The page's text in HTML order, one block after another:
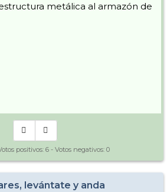
metálica al armazón de
positivos: 6 - Votos negativos: 0
levántate y anda